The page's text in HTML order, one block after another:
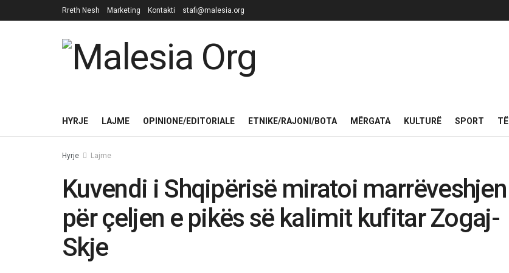
Rreth Nesh Marketing Kontakti stafi@malesia.org
HYRJE LAJME OPINIONE/EDITORIALE ETNIKE/RAJONI/BOTA MËRGATA KULTURË SPORT
Hyrje Lajme
Kuvendi i Shqipërisë miratoi marrëveshjen
për çeljen e pikës së kalimit kufitar Zogaj-
Skje